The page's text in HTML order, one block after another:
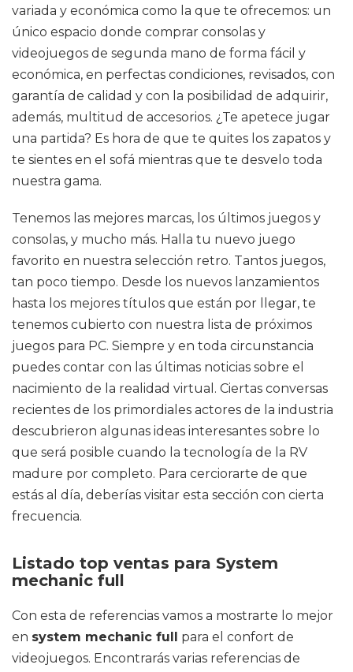
variada y económica como la que te ofrecemos: un
único espacio donde comprar consolas y
videojuegos de segunda mano de forma fácil y
económica, en perfectas condiciones, revisados, con
garantía de calidad y con la posibilidad de adquirir,
además, multitud de accesorios. ¿Te apetece jugar
una partida? Es hora de que te quites los zapatos y
te sientes en el sofá mientras que te desvelo toda
nuestra gama.
Tenemos las mejores marcas, los últimos juegos y
consolas, y mucho más. Halla tu nuevo juego
favorito en nuestra selección retro. Tantos juegos,
tan poco tiempo. Desde los nuevos lanzamientos
hasta los mejores títulos que están por llegar, te
tenemos cubierto con nuestra lista de próximos
juegos para PC. Siempre y en toda circunstancia
puedes contar con las últimas noticias sobre el
nacimiento de la realidad virtual. Ciertas conversas
recientes de los primordiales actores de la industria
descubrieron algunas ideas interesantes sobre lo
que será posible cuando la tecnología de la RV
madure por completo. Para cerciorarte de que
estás al día, deberías visitar esta sección con cierta
frecuencia.
Listado top ventas para System
mechanic full
Con esta de referencias vamos a mostrarte lo mejor
en system mechanic full para el confort de
videojuegos. Encontrarás varias referencias de